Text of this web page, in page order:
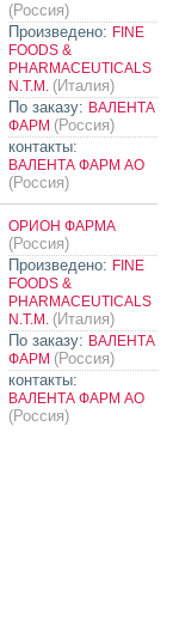
(Россия)
Произведено: FINE
FOODS &
PHARMACEUTICALS
N.T.M. (Италия)
По заказу: ВАЛЕНТА
ФАРМ (Россия)
контакты:
ВАЛЕНТА ФАРМ АО
(Россия)
ОРИОН ФАРМА
(Россия)
Произведено: FINE
FOODS &
PHARMACEUTICALS
N.T.M. (Италия)
По заказу: ВАЛЕНТА
ФАРМ (Россия)
контакты:
ВАЛЕНТА ФАРМ АО
(Россия)